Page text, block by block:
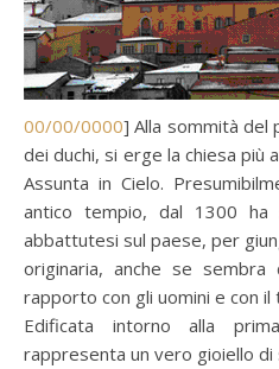
00/00/0000] Alla sommità del
dei duchi, si erge la chiesa più
Assunta in Cielo.
antico tempio, dal 1300
abbattutesi sul paese, per
originaria, anche se
rapporto con gli uomini e con il
Edificata intorno alla
rappresenta un vero gioiello di